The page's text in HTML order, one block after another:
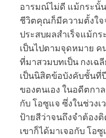
อารมณ์ไม่ดี แม้กระนั้
ชีวิตคุณก็มีความตั้งใจ
ประสบผลสำเร็จแม้ก
เป็นไปตามจุดหมาย ค
ที่มาสวมบทเป็น กงเฉ
เป็นนิสิตข้อบังคับชั้นที่
ของตนเอง ในอดีตกา
กับ โอซูแจ ซึ่งในช่วงเ
ป้ายสีว่าจนถึงจำต้อง
เขาก็ได้มาเจอกับ โอ